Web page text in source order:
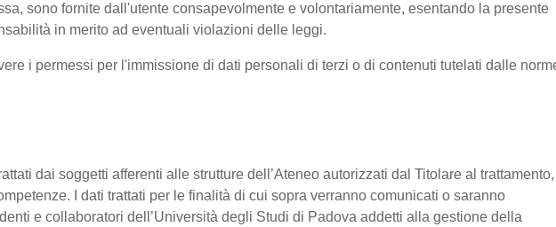
sono fornite dall'utente consapevolmente e volontariamente, esentando la presente
in merito ad eventuali violazioni delle leggi.
i permessi per l'immissione di dati personali di terzi o di contenuti tutelati dalle
dai soggetti afferenti alle strutture dell’Ateneo autorizzati dal Titolare al
I dati trattati per le finalità di cui sopra verranno comunicati o saranno
e collaboratori dell’Università degli Studi di Padova addetti alla gestione della